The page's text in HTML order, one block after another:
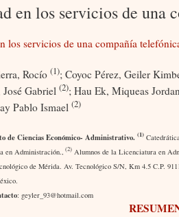
en los servicios de una
los servicios de una compañía
Rocío (1); Coyoc Pérez, Geiler
Gabriel (2); Hau Ek, Miqueas
Pablo Ismael (2)
de Ciencias Económico- Administrativo. (1)
en Administración., (2) Alumnos de la Licenciatura en
de Mérida. Av. Tecnológico S/N, Km 4.5 C.P.
: geyler_93@hotmail.com